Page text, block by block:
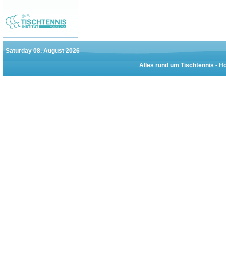
Saturday 08. August 2026
Alles rund um Tischtennis -